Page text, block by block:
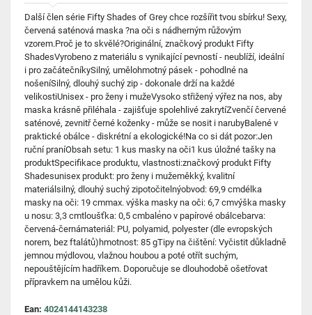
Další člen série Fifty Shades of Grey chce rozšířit tvou sbírku! Sexy,
červená saténová maska ?na oči s nádherným růžovým
vzorem.Proč je to skvělé?Originální, značkový produkt Fifty
ShadesVyrobeno z materiálu s vynikající pevností - neublíží, ideální
i pro začátečníkySilný, umělohmotný pásek - pohodlné na
nošeníSilný, dlouhý suchý zip - dokonale drží na každé
velikostiUnisex - pro ženy i mužeVysoko střižený výřez na nos, aby
maska krásně přiléhala - zajišťuje spolehlivé zakrytíZvenčí červené
saténové, zevnitř černé koženky - může se nosit i narubyBalené v
praktické obálce - diskrétní a ekologické!Na co si dát pozor:Jen
ruční praníObsah setu: 1 kus masky na oči1 kus úložné tašky na
produktSpecifikace produktu, vlastnosti:značkový produkt Fifty
Shadesunisex produkt: pro ženy i mužeměkký, kvalitní
materiálsilný, dlouhý suchý zipotočitelnýobvod: 69,9 cmdélka
masky na oči: 19 cmmax. výška masky na oči: 6,7 cmvýška masky
u nosu: 3,3 cmtloušťka: 0,5 cmbale̓no v papírové obálcebarva:
červená-černámateriál: PU, polyamid, polyester (dle evropských
norem, bez ftalátů)hmotnost: 85 gTipy na čištění: Vyčistit důkladně
jemnou mýdlovou, vlažnou houbou a poté otřít suchým,
nepouštějícím hadříkem. Doporučuje se dlouhodobě ošetřovat
přípravkem na umělou kůži.
Ean: 4024144143238